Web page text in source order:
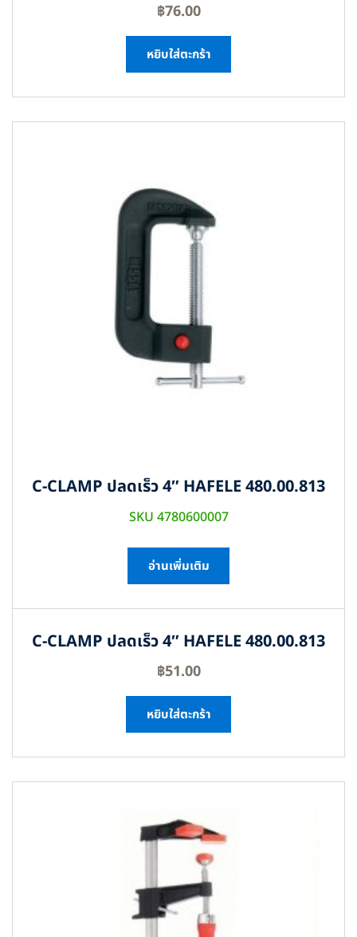
฿76.00
หยิบใส่ตะกร้า
C-CLAMP ปลดเร็ว 4″ HAFELE 480.00.813
SKU 4780600007
อ่านเพิ่มเติม
C-CLAMP ปลดเร็ว 4″ HAFELE 480.00.813
฿51.00
หยิบใส่ตะกร้า